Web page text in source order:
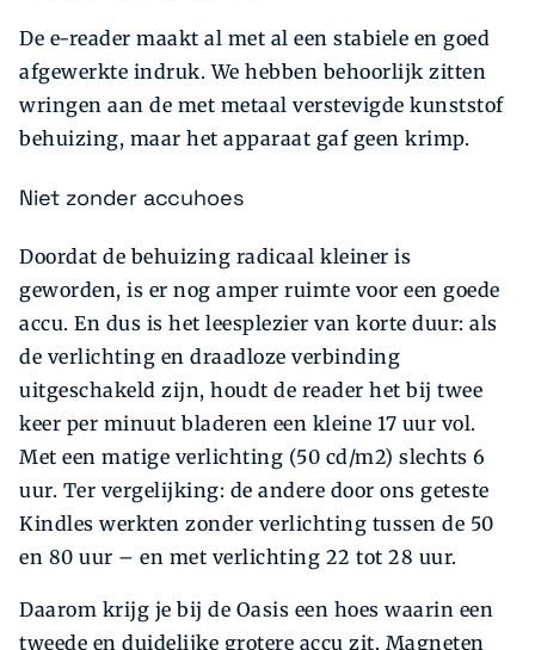
De e-reader maakt al met al een stabiele en goed
afgewerkte indruk. We hebben behoorlijk zitten
wringen aan de met metaal verstevigde kunststof
behuizing, maar het apparaat gaf geen krimp.
Niet zonder accuhoes
Doordat de behuizing radicaal kleiner is
geworden, is er nog amper ruimte voor een goede
accu. En dus is het leesplezier van korte duur: als
de verlichting en draadloze verbinding
uitgeschakeld zijn, houdt de reader het bij twee
keer per minuut bladeren een kleine 17 uur vol.
Met een matige verlichting (50 cd/m2) slechts 6
uur. Ter vergelijking: de andere door ons geteste
Kindles werkten zonder verlichting tussen de 50
en 80 uur – en met verlichting 22 tot 28 uur.
Daarom krijg je bij de Oasis een hoes waarin een
tweede en duidelijke grotere accu zit. Magneten